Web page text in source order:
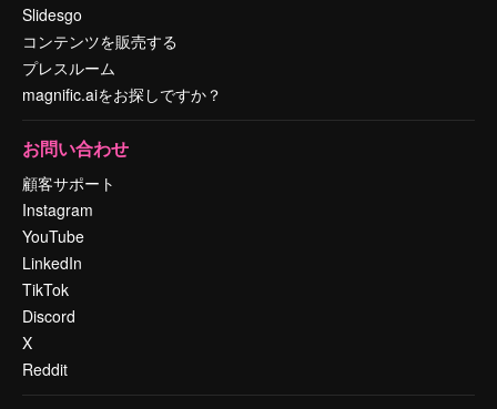
Slidesgo
コンテンツを販売する
プレスルーム
magnific.aiをお探しですか？
お問い合わせ
顧客サポート
Instagram
YouTube
LinkedIn
TikTok
Discord
X
Reddit